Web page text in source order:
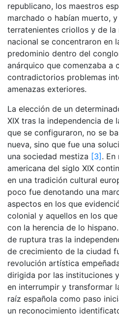
republicano, los maestros
marchado o habían muerto,
terratenientes criollos y de la
nacional se concentraron en
predominio dentro del
anárquico que comenzaba a
contradictorios problemas
amenazas exteriores.
La elección de un
XIX tras la independencia de
que se configuraron, no se
nueva, sino que fue una
una sociedad mestiza [3] . En
americana del siglo XIX
en una tradición cultural
poco fue denotando una
aspectos en los que
colonial y aquellos en los
con la herencia de lo
de ruptura tras la
de crecimiento de la ciudad
revolución artística
dirigida por las instituciones
en interrumpir y transformar
raíz española como paso
un reconocimiento